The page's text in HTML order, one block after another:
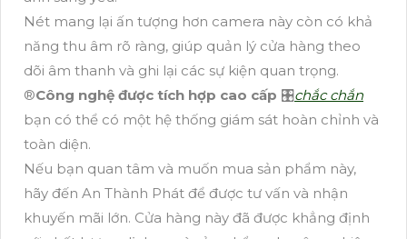
Nét mang lại ấn tượng hơn camera này còn có khả
năng thu âm rõ ràng, giúp quản lý cửa hàng theo
dõi âm thanh và ghi lại các sự kiện quan trọng.
®️Công nghệ được tích hợp cao cấp 🎛chắc chắn
bạn có thể có một hệ thống giám sát hoàn chỉnh và
toàn diện.
Nếu bạn quan tâm và muốn mua sản phẩm này,
hãy đến An Thành Phát để được tư vấn và nhận
khuyến mãi lớn. Cửa hàng này đã được khẳng định